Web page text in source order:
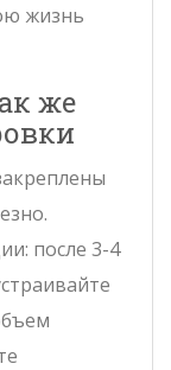
жизнь
же
после 3-4